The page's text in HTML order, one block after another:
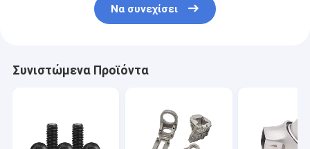
Να συνεχίσει
Συνιστώμενα Προϊόντα